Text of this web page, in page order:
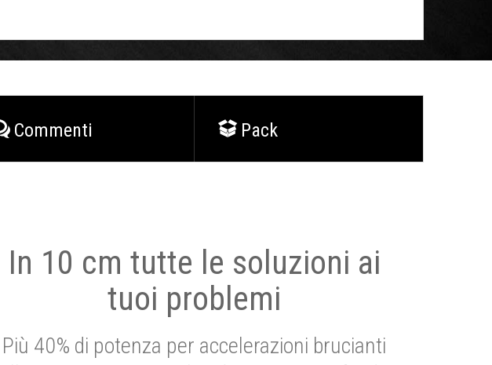
Commenti Pack
In 10 cm tutte le soluzioni ai
tuoi problemi
Più 40% di potenza per accelerazioni brucianti